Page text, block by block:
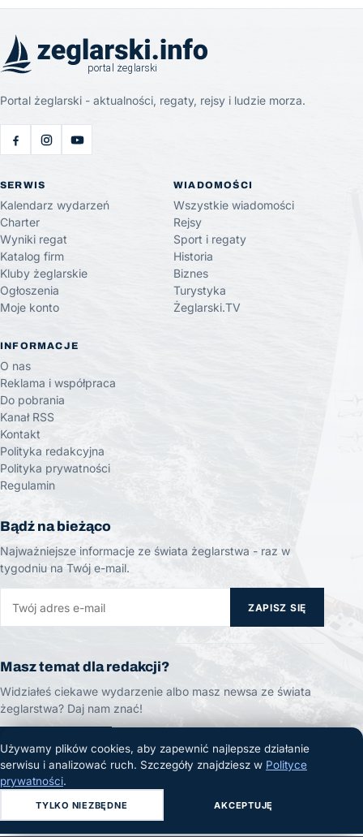
Portal żeglarski - aktualności, regaty, rejsy i ludzie morza.
SERWIS
Kalendarz wydarzeń
Charter
Wyniki regat
Katalog firm
Kluby żeglarskie
Ogłoszenia
Moje konto
WIADOMOŚCI
Wszystkie wiadomości
Rejsy
Sport i regaty
Historia
Biznes
Turystyka
Żeglarski.TV
INFORMACJE
O nas
Reklama i współpraca
Do pobrania
Kanał RSS
Kontakt
Polityka redakcyjna
Polityka prywatności
Regulamin
Bądź na bieżąco
Najważniejsze informacje ze świata żeglarstwa - raz w
tygodniu na Twój e-mail.
ZAPISZ SIĘ
Masz temat dla redakcji?
Widziałeś ciekawe wydarzenie albo masz newsa ze świata
żeglarstwa? Daj nam znać!
ZGŁOŚ TEMAT
© 2026 Żeglarski.info. Wszelkie prawa zastrzeżone.
Używamy plików cookies, aby zapewnić najlepsze działanie
serwisu i analizować ruch. Szczegóły znajdziesz w Polityce
prywatności.
TYLKO NIEZBĘDNE AKCEPTUJĘ